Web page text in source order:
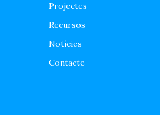
Projectes
Recursos
Notícies
Contacte